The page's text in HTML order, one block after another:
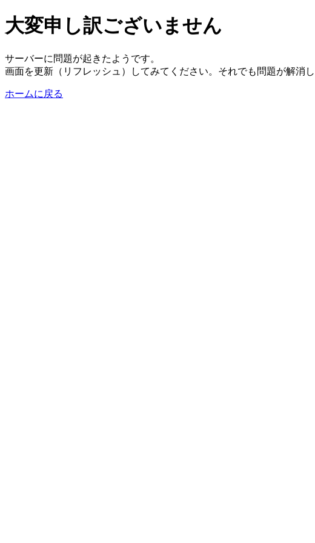
大変申し訳ございません
サーバーに問題が起きたようです。
画面を更新（リフレッシュ）してみてください。それでも問題が解消
ホームに戻る